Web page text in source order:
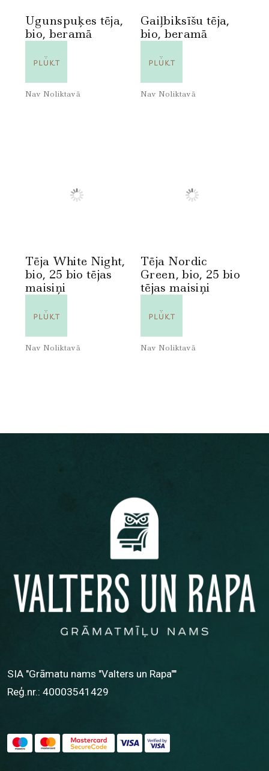
Ugunspuķes tēja,
bio, beramā
Nav Noliktavā
Gaiļbiksīšu tēja,
bio, beramā
Nav Noliktavā
Tēja White Night,
bio, 25 bio tējas
maisiņi
Nav Noliktavā
Tēja Nordic
Green, bio, 25 bio
tējas maisiņi
Nav Noliktavā
SIA "Grāmatu nams "Valters un Rapa""
Reģ.nr.: 40003541429